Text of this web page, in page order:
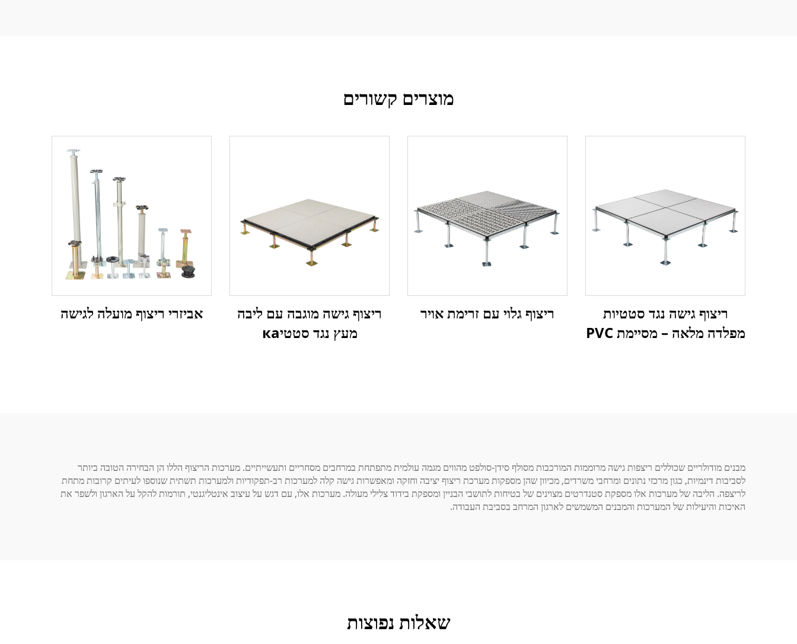
מוצרים קשורים
ריצוף גישה נגד סטטיות
מפלדה מלאה – מסיימת PVC
ריצוף גלוי עם זרימת אויר
ריצוף גישה מוגבה עם ליבה
מעץ נגד סטטיка
אביזרי ריצוף מועלה לגישה
מבנים מודולריים שכוללים ריצפות גישה מרוממות המורכבות מסולף סידן-סולפט מהווים מגמה עולמית מתפתחת במרחבים מסחריים ותעשייתיים. מערכות הריצוף הללו הן הבחירה הטובה ביותר
לסביבות דינמיות, כגון מרכזי נתונים ומרחבי משרדים, מכיוון שהן מספקות מערכת ריצוף יציבה וחזקה ומאפשרות גישה קלה למערכות רב-תפקודיות ולמערכות תשתית שנוספו לעיתים קרובות מתחת
לריצפה. הליבה של מערכות אלו מספקת סטנדרטים מצוינים של בטיחות לתושבי הבניין ומספקת בידוד צלילי מעולה. מערכות אלו, עם דגש על עיצוב אינטליגנטי, תורמות להקל על הארגון ולשפר את
האיכות והיעילות של המערכות והמבנים המשמשים לארגון המרחב בסביבת העבודה.
שאלות נפוצות